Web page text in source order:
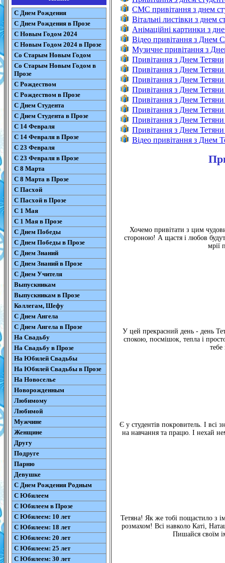
С Днем Рождения
С Днем Рождения в Прозе
С Новым Годом 2024
С Новым Годом 2024 в Прозе
Со Старым Новым Годом
Со Старым Новым Годом в
Прозе
С Рождеством
С Рождеством в Прозе
С Днем Студента
С Днем Студента в Прозе
С 14 Февраля
С 14 Февраля в Прозе
С 23 Февраля
С 23 Февраля в Прозе
С 8 Марта
С 8 Марта в Прозе
С Пасхой
С Пасхой в Прозе
С 1 Мая
С 1 Мая в Прозе
С Днем Победы
С Днем Победы в Прозе
С Днем Знаний
С Днем Знаний в Прозе
С Днем Учителя
Выпускникам
Выпускникам в Прозе
Коллегам, Шефу
С Днем Ангела
С Днем Ангела в Прозе
На Свадьбу
На Свадьбу в Прозе
На Юбилей Свадьбы
На Юбилей Свадьбы в Прозе
На Новоселье
Новорожденным
Любимому
Любимой
Мужчине
Женщине
Другу
Подруге
Парню
Девушке
С Днем Рождения Родным
С Юбилеем
С Юбилеем в Прозе
С Юбилеем: 10 лет
С Юбилеем: 18 лет
С Юбилеем: 20 лет
С Юбилеем: 25 лет
С Юбилеем: 30 лет
CMC привітання з днем
Вітальні листівки з днем
Анімаційні картинки з
Відео привітання з Днем
Музичне привітання з
Привітання з Днем Тетяни
Привітання з Днем Тетяни
Привітання з Днем Тетяни
Привітання з Днем Тетяни
Привітання з Днем Тетяни
Привітання з Днем Тетяни
Привітання з Днем Тетяни
Привітання з Днем Тетяни
Відео привітання з Днем
Хочемо привітати з цим
стороною! А щастя і любов
мрії
У цей прекрасний день - день
спокою, посмішок, тепла і
Є у студентів покровитель. І всі
на навчання та працю. І нехай
Тетяна! Як же тобі пощастило з
розмахом! Всі навколо Каті,
Пишайся своїм